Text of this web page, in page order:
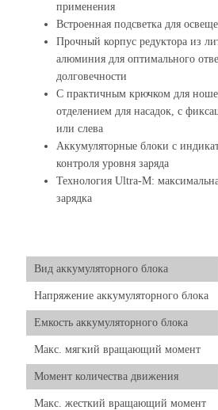
применения
Встроенная подсветка для
Прочный корпус редуктора из
алюминия для оптимального
долговечности
С практичным крючком для
отделением для насадок, с
или слева
Аккумуляторные блоки с
контроля уровня заряда
Технология Ultra-M:
зарядка
Вид аккумуляторного блока
Напряжение аккумуляторного блока
Емкость аккумуляторного блока
Макс. мягкий вращающий момент
Момент количества движения
Макс. жесткий вращающий момент